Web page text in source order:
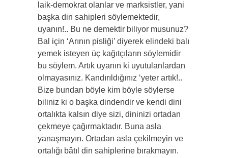
laik-demokrat olanlar ve marksistler, yani
başka din sahipleri söylemektedir,
uyanın!.. Bu ne demektir biliyor musunuz?
Bal için ‘Arının pisliği’ diyerek elindeki balı
yemek isteyen üç kağıtçıların söylemidir
bu söylem. Artık uyanın ki uyutulanlardan
olmayasınız. Kandırıldığınız ‘yeter artık!..
Bize bundan böyle kim böyle söylerse
biliniz ki o başka dindendir ve kendi dini
ortalıkta kalsın diye sizi, dininizi ortadan
çekmeye çağırmaktadır. Buna asla
yanaşmayın. Ortadan asla çekilmeyin ve
ortalığı bâtıl din sahiplerine bırakmayın.